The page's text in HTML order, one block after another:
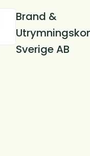
Brand &
Sverige AB